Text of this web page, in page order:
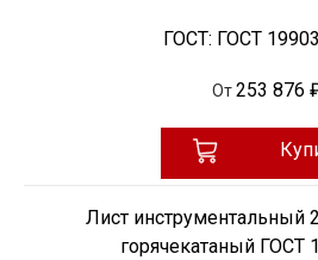
ГОСТ: ГОСТ
От 253 876
Лист инструментальный
горячекатаный ГОСТ